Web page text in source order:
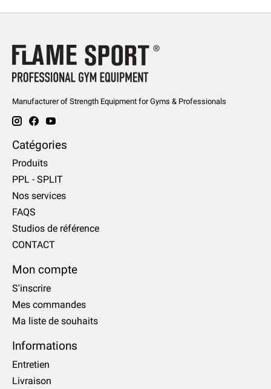
Manufacturer of Strength Equipment for Gyms & Professionals
Catégories
Produits
PPL - SPLIT
Nos services
FAQS
Studios de référence
CONTACT
Mon compte
S'inscrire
Mes commandes
Ma liste de souhaits
Informations
Entretien
Livraison